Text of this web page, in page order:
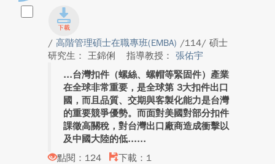
/ 高階管理碩士在職專班(EMBA) /114/ 碩士
研究生： 王錦俐
指導教授： 張佑宇
台灣扣件（螺絲、螺帽等緊固件）產業
在全球非常重要，是全球第 3大扣件出口
國，而且品質、交期與客製化能力是台灣
的重要競爭優勢。而面對美國對部分扣件
課徵高關稅，對台灣出口廠商造成衝擊以
及中國大陸的低...
點閱：124
下載：1